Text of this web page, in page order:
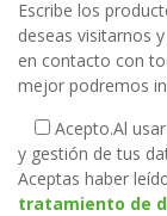
Escribe los
deseas visitarnos
en contacto con
mejor podremos
Acepto.Al
y gestión de tus
Aceptas haber
tratamiento de